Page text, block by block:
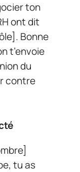
ton
ont dit
Bonne
t’envoie
du
contre
tu as